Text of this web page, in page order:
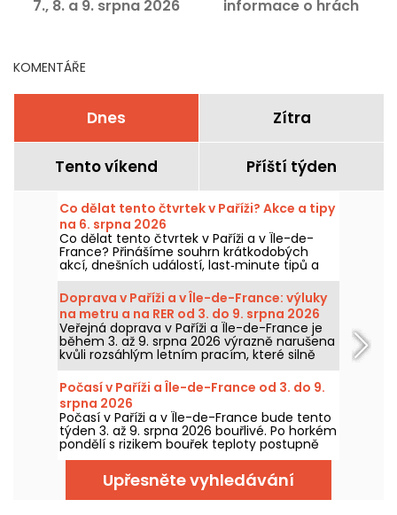
7., 8. a 9. srpna 2026 informace o hrách
KOMENTÁŘE
Dnes Zítra
Tento víkend Příští týden
Co dělat tento čtvrtek v Paříži? Akce a tipy
na 6. srpna 2026
Co dělat tento čtvrtek v Paříži a v Île-de-
France? Přinášíme souhrn krátkodobých
akcí, dnešních událostí, last‑minute tipů a
nápadů, které byste si neměli nechat ujít,
tento čtvrtek 6. srpna 2026.
Doprava v Paříži a v Île-de-France: výluky
na metru a na RER od 3. do 9. srpna 2026
Veřejná doprava v Paříži a Île-de-France je
během 3. až 9. srpna 2026 výrazně narušena
kvůli rozsáhlým letním pracím, které silně
zasahují některé linky, uvedly RATP a SNCF.
Počasí v Paříži a Île-de-France od 3. do 9.
srpna 2026
Počasí v Paříži a v Île-de-France bude tento
týden 3. až 9. srpna 2026 bouřlivé. Po horkém
pondělí s rizikem bouřek teploty postupně
poklesnou, než se o víkendu vrátí teplejší a
slunečnější počasí.
Upřesněte vyhledávání